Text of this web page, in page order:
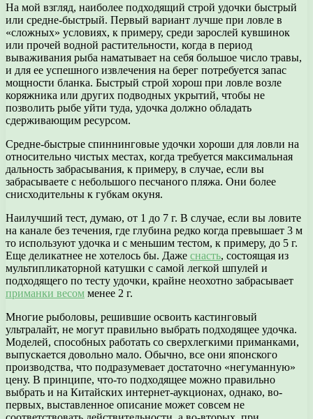
На мой взгляд, наиболее подходящий строй удочки быстрый
или средне-быстрый. Первый вариант лучше при ловле в
«сложных» условиях, к примеру, среди зарослей кувшинок
или прочей водной растительности, когда в период
вываживания рыба наматывает на себя большое число травы,
и для ее успешного извлечения на берег потребуется запас
мощности бланка. Быстрый строй хорош при ловле возле
коряжника или других подводных укрытий, чтобы не
позволить рыбе уйти туда, удочка должно обладать
сдерживающим ресурсом.
Средне-быстрые спиннинговые удочки хороши для ловли на
относительно чистых местах, когда требуется максимальная
дальность забрасывания, к примеру, в случае, если вы
забрасываете с небольшого песчаного пляжа. Они более
снисходительны к губкам окуня.
Наилучший тест, думаю, от 1 до 7 г. В случае, если вы ловите
на канале без течения, где глубина редко когда превышает 3 м
то используют удочка и с меньшим тестом, к примеру, до 5 г.
Еще деликатнее не хотелось бы. Даже снасть, состоящая из
мультипликаторной катушки с самой легкой шпулей и
подходящего по тесту удочки, крайне неохотно забрасывает
приманки весом менее 2 г.
Многие рыболовы, решившие освоить кастинговый
ультралайт, не могут правильно выбрать подходящее удочка.
Моделей, способных работать со сверхлегкими приманками,
выпускается довольно мало. Обычно, все они японского
производства, что подразумевает достаточно «негуманную»
цену. В принципе, что-то подходящее можно правильно
выбрать и на Китайских интернет-аукционах, однако, во-
первых, выставленное описание может совсем не